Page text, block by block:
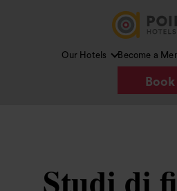
Our Hotels Become a
Book